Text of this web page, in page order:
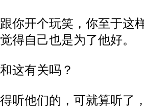
你开个玩笑，你至于这
得自己也是为了他好。
这有关吗？
听他们的，可就算听了